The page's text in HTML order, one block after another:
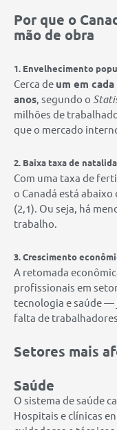
Por que o
mão de obra
1. Envelhecimento
Cerca de um em
anos , segundo o
milhões de
que o mercado
2. Baixa taxa de
Com uma taxa de
o Canadá está
(2,1). Ou seja, há
trabalho.
3. Crescimento
A retomada
profissionais em
tecnologia e saúde —
falta de
Setores mais
Saúde
O sistema de saúde
Hospitais e clínicas